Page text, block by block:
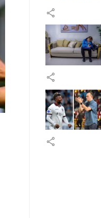
share
share
share